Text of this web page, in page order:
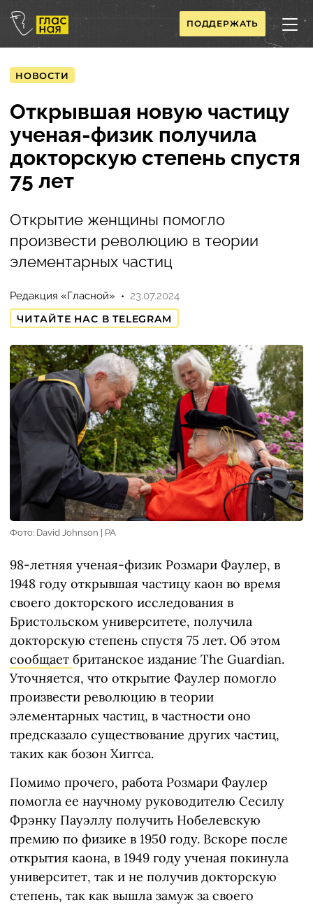
ПОДДЕРЖАТЬ
НОВОСТИ
Открывшая новую частицу
ученая-физик получила
докторскую степень спустя
75 лет
Открытие женщины помогло
произвести революцию в теории
элементарных частиц
Редакция «Гласной»
23.07.2024
ЧИТАЙТЕ НАС В TELEGRAM
Фото: David Johnson | PA
98-летняя ученая-физик Розмари Фаулер, в
1948 году открывшая частицу каон во время
своего докторского исследования в
Бристольском университете, получила
докторскую степень спустя 75 лет. Об этом
сообщает британское издание The Guardian.
Уточняется, что открытие Фаулер помогло
произвести революцию в теории
элементарных частиц, в частности оно
предсказало существование других частиц,
таких как бозон Хиггса.
Помимо прочего, работа Розмари Фаулер
помогла ее научному руководителю Сесилу
Фрэнку Пауэллу получить Нобелевскую
премию по физике в 1950 году. Вскоре после
открытия каона, в 1949 году ученая покинула
университет, так и не получив докторскую
степень, так как вышла замуж за своего